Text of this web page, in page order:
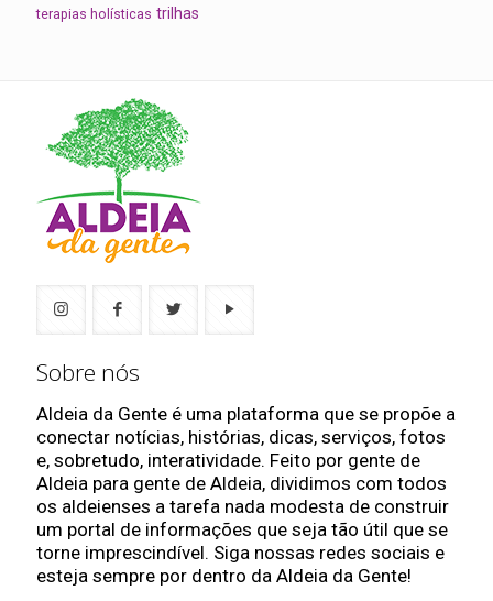
terapias holísticas trilhas
Sobre nós
Aldeia da Gente é uma plataforma que se propõe a
conectar notícias, histórias, dicas, serviços, fotos
e, sobretudo, interatividade. Feito por gente de
Aldeia para gente de Aldeia, dividimos com todos
os aldeienses a tarefa nada modesta de construir
um portal de informações que seja tão útil que se
torne imprescindível. Siga nossas redes sociais e
esteja sempre por dentro da Aldeia da Gente!